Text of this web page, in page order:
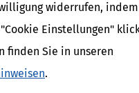
widerrufen, indem
Einstellungen"
finden Sie in unseren
.
Kriterien und
unseren Ratgeber im Sommer